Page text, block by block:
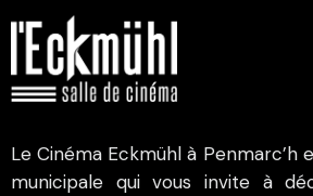
Le Cinéma Eckmühl à Penmarc’h
municipale qui vous invite à